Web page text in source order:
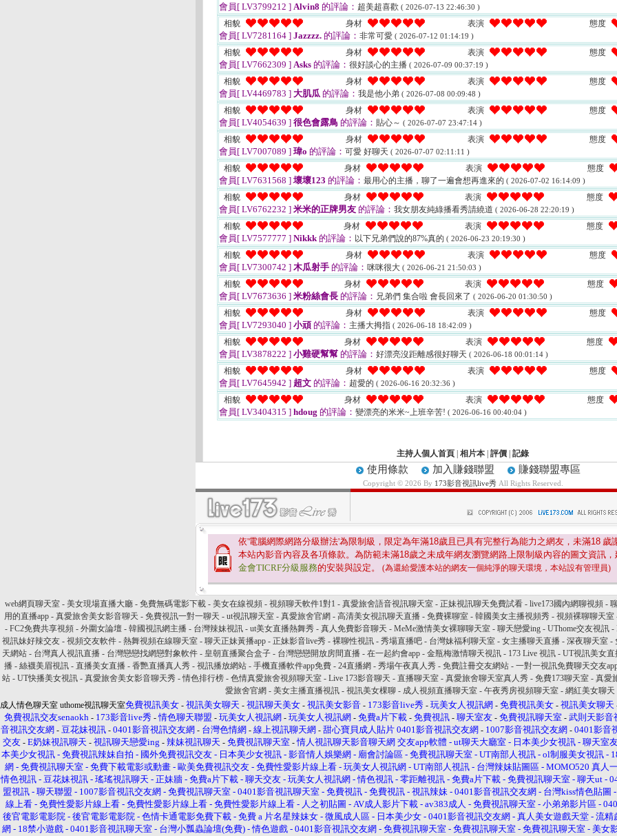
會員[ LV3799212 ] Alvin8 的評論： 超美超喜歡 ( 2026-07-13 22:46:30 )
相貌 身材 表演 態度
會員[ LV7281164 ] Jazzzz. 的評論： 非常可愛 ( 2026-07-12 01:14:19 )
相貌 身材 表演 態度
會員[ LV7662309 ] Asks 的評論： 很好談心的主播 ( 2026-07-09 00:37:19 )
相貌 身材 表演 態度
會員[ LV4469783 ] 大肌瓜 的評論： 我是他小弟 ( 2026-07-08 00:09:48 )
相貌 身材 表演 態度
會員[ LV4054639 ] 很色會露鳥 的評論： 貼心～ ( 2026-07-07 23:47:14 )
相貌 身材 表演 態度
會員[ LV7007089 ] 瑋o 的評論： 可愛 好聊天 ( 2026-07-07 02:11:11 )
相貌 身材 表演 態度
會員[ LV7631568 ] 壞壞123 的評論： 最用心的主播，聊了一遍會想再進來的 ( 2026-07-02 16:14:09 )
相貌 身材 表演 態度
會員[ LV6762232 ] 米米的正牌男友 的評論： 我女朋友純綠播看秀請繞道 ( 2026-06-28 22:20:19 )
相貌 身材 表演 態度
會員[ LV7577777 ] Nikkk的評論： 以下兄弟們說的87%真的 ( 2026-06-23 20:19:30 )
相貌 身材 表演 態度
會員[ LV7300742 ] 木瓜射手 的評論： 咪咪很大 ( 2026-06-21 21:50:03 )
相貌 身材 表演 態度
會員[ LV7673636 ] 米粉絲會長 的評論： 兄弟們 集合啦 會長回來了 ( 2026-06-20 01:30:50 )
相貌 身材 表演 態度
會員[ LV7293040 ] 小頑的評論： 主播大拇指 ( 2026-06-18 18:42:09 )
相貌 身材 表演 態度
會員[ LV3878222 ] 小雞硬幫幫 的評論： 好漂亮沒距離感很好聊天 ( 2026-06-18 00:01:14 )
相貌 身材 表演 態度
會員[ LV7645942 ] 超文 的評論： 超愛的 ( 2026-06-16 20:32:36 )
相貌 身材 表演 態度
會員[ LV3404315 ] hdoug 的評論： 變漂亮的米米~上班辛苦! ( 2026-06-16 00:40:04 )
主持人個人首頁 相片本 評價 記錄
使用條款 加入賺錢聯盟 賺錢聯盟專區
Copyright © 2026 By 173影音視訊live秀All Rights Reserved.
依'電腦網際網路分級辦法'為限制級，限定為年滿18歲且已具有完整行為能力之網友，未滿18 歲
本站內影音內容及各項條款。為防範未滿18歲之未成年網友瀏覽網路上限制級內容的圖文資訊
金會TICRF分級服務的安裝與設定。 (為還給愛護本站的網友一個純淨的聊天環境，本站設有管理員)
web網頁聊天室 - 美女現場直播大廳 - 免費無碼電影下載 - 美女在線視頻 - 視頻聊天軟件1對1 - 真愛旅舍語音視訊聊天室 - 正妹視訊聊天免費試看 - live173國內網聊視頻 -
用的直播app - 真愛旅舍美女影音聊天 - 免費視訊一對一聊天 - ut視訊聊天室 - 真愛旅舍官網 - 高清美女視訊聊天直播 - 免費裸聊室 - 韓國美女主播視頻秀 - 視頻裸聊聊天室
- FC2免費共享視頻- 外圍女論壇- 韓國視訊網主播- 台灣辣妹視訊- ut美女直播熱舞秀- 真人免費影音聊天 - MeMe激情美女裸聊聊天室- 聊天戀愛ing- UThome交友視訊-
視訊妹好辣交友 - 視頻交友軟件 - 熱舞視頻在線聊天室 - 聊天正妹黃播app - 正妹影音live秀 - 裸聊性視訊 - 秀場直播吧 - 台灣妹福利聊天室 - 女主播聊天直播 - 深夜聊天室 -
天網站 - 台灣真人視訊直播 - 台灣戀戀找網戀對象軟件 - 皇朝直播聚合盒子 - 台灣戀戀開放房間直播 - 在一起約會app - 金瓶梅激情聊天視訊 - 173 Live 視訊 - UT視訊美女直
播 - 絲襪美眉視訊 - 直播美女直播 - 香艷直播真人秀 - 視訊播放網站 - 手機直播軟件app免費 - 24直播網 - 秀場午夜真人秀 - 免費註冊交友網站 - 一對一視訊免費聊天交友
站 - UT快播美女視訊 - 真愛旅舍美女影音聊天秀 -情色排行榜 - 色情真愛旅舍視頻聊天室 - Live 173影音聊天 - 直播聊天室 - 真愛旅舍聊天室真人秀 - 免費173聊天室 - 真愛
愛旅舍官網 - 美女主播直播視訊- 視訊美女棵聊- 成人視頻直播聊天室- 午夜秀房視頻聊天室- 網紅美女聊天
成人情色聊天室 uthome視訊聊天室免費視訊美女 - 視訊美女聊天 - 視訊聊天美女 - 視訊美女影音 - 173影音live秀 - 玩美女人視訊網 - 免費視訊美女 - 視訊美女聊天
免費視訊交友senaokh - 173影音live秀 -情色聊天聯盟 - 玩美女人視訊網 - 玩美女人視訊網 - 免費a片下載 - 免費視訊 - 聊天室友 - 免費視訊聊天室 - 武則天影音
音視訊交友網 - 豆花妹視訊 - 0401影音視訊交友網 - 台灣色情網 - 線上視訊聊天網 - 甜心寶貝成人貼片 0401影音視訊交友網 - 1007影音視訊交友網 - 0401影音
交友- E奶妹視訊聊天 - 視訊聊天戀愛ing - 辣妹視訊聊天 - 免費視訊聊天室 -情人視訊聊天影音聊天網 交友app軟體 - ut聊天大廳室 - 日本美少女視訊- 聊天室
本美少女視訊 - 免費視訊辣妹自拍 - 國外免費視訊交友 - 日本美少女視訊 - 影音情人娛樂網 - 廟會討論區 - 免費視訊聊天室 - UT南部人視訊 - ol制服美女視訊 -
網 - 免費視訊聊天室 - 免費下載電影或動畫- 歐美免費視訊交友- 免費性愛影片線上看- 玩美女人視訊網 - UT南部人視訊- 台灣辣妹貼圖區- MOMO520 真人
情色視訊 - 豆花妹視訊 - 瑤瑤視訊聊天 - 正妹牆 - 免費a片下載 - 聊天交友 - 玩美女人視訊網 -情色視訊 - 零距離視訊 - 免費a片下載 - 免費視訊聊天室 - 聊天ut -
盟視訊- 聊天聯盟 - 1007影音視訊交友網 - 免費視訊聊天室 - 0401影音視訊聊天室 - 免費視訊- 免費視訊- 視訊辣妹- 0401影音視訊交友網 - 台灣kiss情色貼圖
線上看- 免費性愛影片線上看- 免費性愛影片線上看- 免費性愛影片線上看- 人之初貼圖 - AV成人影片下載- av383成人 - 免費視訊聊天室 - 小弟弟影片區-
後官電影電影院- 後官電影電影院- 色情卡通電影免費下載- 免費 a 片名星辣妹女- 微風成人區- 日本美少女- 0401影音視訊交友網 - 真人美女遊戲天堂- 流精
網 - 18禁小遊戲 - 0401影音視訊聊天室 - 台灣小瓢蟲論壇(免費) -情色遊戲 - 0401影音視訊交友網 - 免費視訊聊天室 - 免費視訊聊天室 - 免費視訊聊天室 - 美女